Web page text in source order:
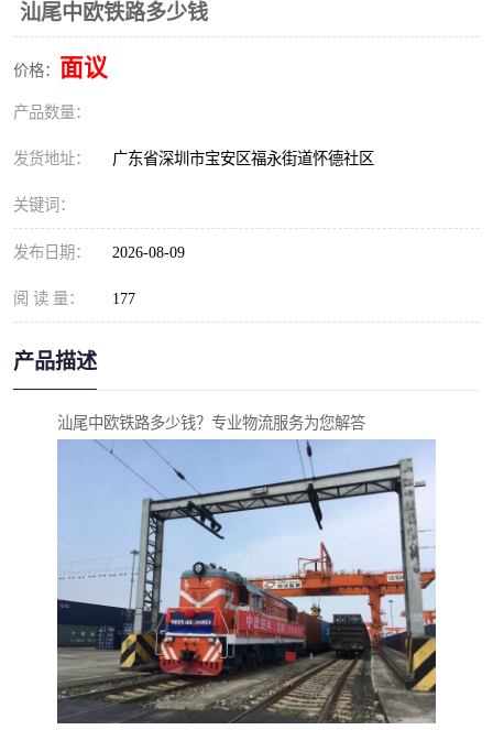
汕尾中欧铁路多少钱
价格： 面议
产品数量：
发货地址： 广东省深圳市宝安区福永街道怀德社区
关键词：
发布日期： 2026-08-09
阅 读 量： 177
产品描述
汕尾中欧铁路多少钱？专业物流服务为您解答